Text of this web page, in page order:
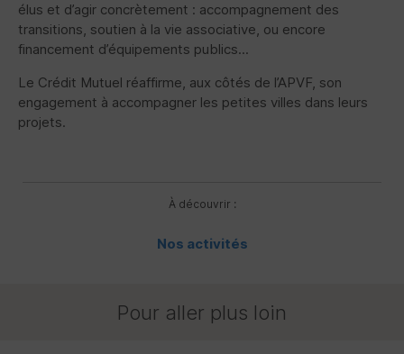
élus et d’agir concrètement : accompagnement des
transitions, soutien à la vie associative, ou encore
financement d’équipements publics...
Le Crédit Mutuel réaffirme, aux côtés de l’APVF, son
engagement à accompagner les petites villes dans leurs
projets.
À découvrir :
Nos activités
Pour aller plus loin